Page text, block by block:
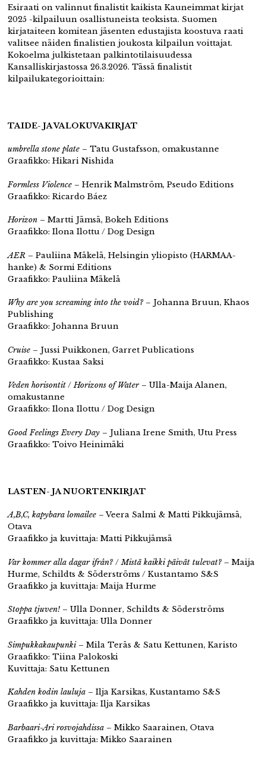
Esiraati on valinnut finalistit kaikista Kauneimmat kirjat
2025 -kilpailuun osallistuneista teoksista. Suomen
kirjataiteen komitean jäsenten edustajista koostuva raati
valitsee näiden finalistien joukosta kilpailun voittajat.
Kokoelma julkistetaan palkintotilaisuudessa
Kansalliskirjastossa 26.3.2026. Tässä finalistit
kilpailukategorioittain:
TAIDE- JA VALOKUVAKIRJAT
umbrella stone plate – Tatu Gustafsson, omakustanne
Graafikko: Hikari Nishida
Formless Violence – Henrik Malmström, Pseudo Editions
Graafikko: Ricardo Báez
Horizon – Martti Jämsä, Bokeh Editions
Graafikko: Ilona Ilottu / Dog Design
AER – Pauliina Mäkelä, Helsingin yliopisto (HARMAA-
hanke) & Sormi Editions
Graafikko: Pauliina Mäkelä
Why are you screaming into the void? – Johanna Bruun, Khaos
Publishing
Graafikko: Johanna Bruun
Cruise – Jussi Puikkonen, Garret Publications
Graafikko: Kustaa Saksi
Veden horisontit/Horizons of Water– Ulla-Maija Alanen,
omakustanne
Graafikko: Ilona Ilottu / Dog Design
Good Feelings Every Day – Juliana Irene Smith, Utu Press
Graafikko: Toivo Heinimäki
LASTEN- JA NUORTENKIRJAT
A,B,C, kapybara lomailee – Veera Salmi & Matti Pikkujämsä,
Otava
Graafikko ja kuvittaja: Matti Pikkujämsä
Var kommer alla dagar ifrån?/Mistä kaikki päivät tulevat? – Maija
Hurme, Schildts & Söderströms / Kustantamo S&S
Graafikko ja kuvittaja: Maija Hurme
Stoppa tjuven! – Ulla Donner, Schildts & Söderströms
Graafikko ja kuvittaja: Ulla Donner
Simpukkakaupunki– Mila Teräs & Satu Kettunen, Karisto
Graafikko: Tiina Palokoski
Kuvittaja: Satu Kettunen
Kahden kodin lauluja – Ilja Karsikas, Kustantamo S&S
Graafikko ja kuvittaja: Ilja Karsikas
Barbaari-Ari rosvojahdissa – Mikko Saarainen, Otava
Graafikko ja kuvittaja: Mikko Saarainen